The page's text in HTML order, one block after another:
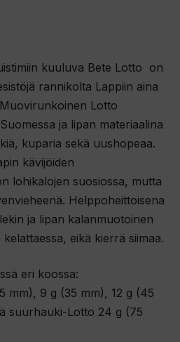
kuuluva Bete Lotto on
rannikolta Lappiin aina
Lotto
ja lipan materiaalina
kuparia sekä uushopeaa.
kävijöiden
lohikalojen suosiossa, mutta
Helppoheittoisena
ja lipan kalanmuotoinen
eikä kierrä siimaa.
eri koossa:
mm), 9 g (35 mm), 12 g (45
suurhauki-Lotto 24 g (75